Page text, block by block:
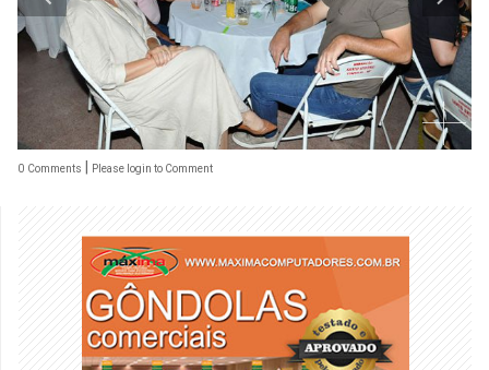
0 Comments | Please login to Comment